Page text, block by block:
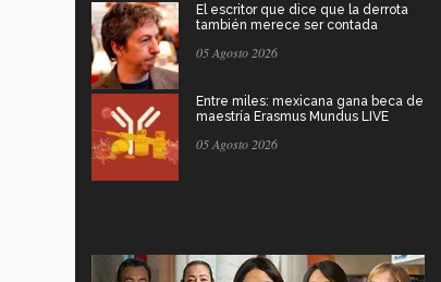
El escritor que dice que la derrota
también merece ser contada
05 Agosto 2026
Entre miles: mexicana gana beca de
maestría Erasmus Mundus LIVE
05 Agosto 2026